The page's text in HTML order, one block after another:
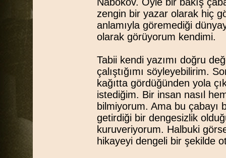
zengin bir yazar olarak hiç
anlamıyla göremediği
olarak görüyorum kendimi.
Tabii kendi yazımı doğru
çalıştığımı söyleyebilirim.
kağıtta gördüğünden yola
istediğim. Bir insan nasıl
bilmiyorum. Ama bu çabayı
getirdiği bir dengesizlik
kuruveriyorum. Halbuki
hikayeyi dengeli bir şekilde